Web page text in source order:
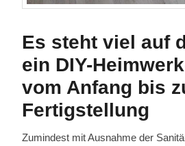
Es steht viel auf
ein DIY-
vom Anfang bis
Fertigstellung
Zumindest mit Ausnahme der